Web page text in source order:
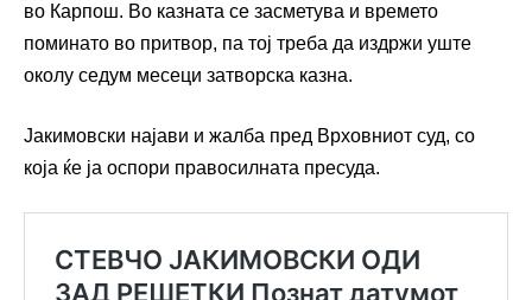
во Карпош. Во казната се засметува и времето
поминато во притвор, па тој треба да издржи уште
околу седум месеци затворска казна.
Јакимовски најави и жалба пред Врховниот суд, со
која ќе ја оспори правосилната пресуда.